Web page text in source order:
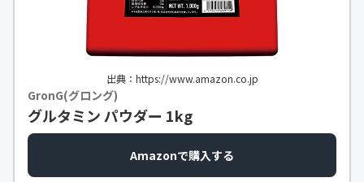
出典：https://www.amazon.co.jp
GronG(グロング)
グルタミン パウダー 1kg
Amazonで購入する